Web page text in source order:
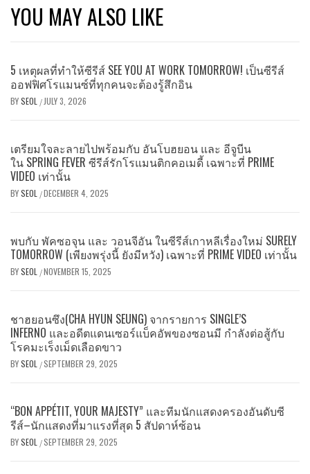
YOU MAY ALSO LIKE
5 เหตุผลที่ทำให้ซีรีส์ SEE YOU AT WORK TOMORROW! เป็นซีรีส์
ออฟฟิศโรแมนซ์ที่ทุกคนจะต้องรู้สึกอิน
BYSEOL / JULY 3, 2026
เตรียมใจละลายไปพร้อมกับ อันโบฮยอน และ อีจูบีน
ใน SPRING FEVER ซีรีส์รักโรแมนติกคอเมดี้ เฉพาะที่ PRIME
VIDEO เท่านั้น
BYSEOL /DECEMBER 4, 2025
พบกับ พัคซอจุน และ วอนจีอัน ในซีรีส์เกาหลีเรื่องใหม่ SURELY
TOMORROW (เพียงพรุ่งนี้ ยังมีหวัง) เฉพาะที่ PRIME VIDEO เท่านั้น
BYSEOL /NOVEMBER 15, 2025
ชาฮยอนซึง(CHA HYUN SEUNG) จากรายการ SINGLE’S
INFERNO และอดีตแดนเซอร์แบ็คอัพของซอนมี กำลังต่อสู้กับ
โรคมะเร็งเม็ดเลือดขาว
BYSEOL /SEPTEMBER 29, 2025
“BON APPÉTIT, YOUR MAJESTY” และทีมนักแสดงครองอันดับซี
รีส์–นักแสดงที่มาแรงที่สุด 5 สัปดาห์ซ้อน
BYSEOL /SEPTEMBER 29, 2025